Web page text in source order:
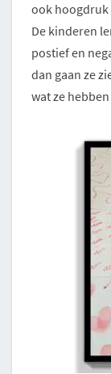
ook hoogdruk
De kinderen
postief en
dan gaan ze
wat ze